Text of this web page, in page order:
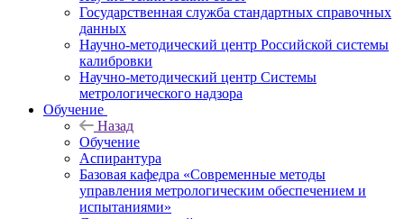
Государственная служба стандартных справочных
данных
Научно-методический центр Российской системы
калибровки
Научно-методический центр Системы
метрологического надзора
Обучение
Назад
Обучение
Аспирантура
Базовая кафедра «Современные методы
управления метрологическим обеспечением и
испытаниями»